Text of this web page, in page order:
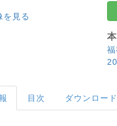
を見る
目次 ダウンロード